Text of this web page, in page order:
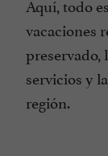
Aquí, todo
vacaciones
preservado,
servicios y
región.